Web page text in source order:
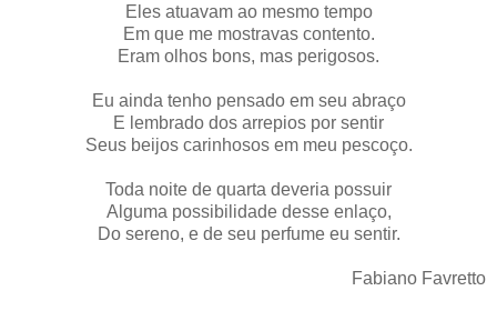
Eles atuavam ao mesmo tempo
Em que me mostravas contento.
Eram olhos bons, mas perigosos.
Eu ainda tenho pensado em seu abraço
E lembrado dos arrepios por sentir
Seus beijos carinhosos em meu pescoço.
Toda noite de quarta deveria possuir
Alguma possibilidade desse enlaço,
Do sereno, e de seu perfume eu sentir.
Fabiano Favretto